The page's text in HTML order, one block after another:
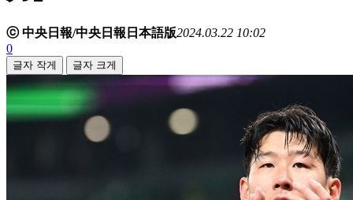
ⓒ 中央日報/中央日報日本語版2024.03.22 10:02
0
글자 작게 글자 크게